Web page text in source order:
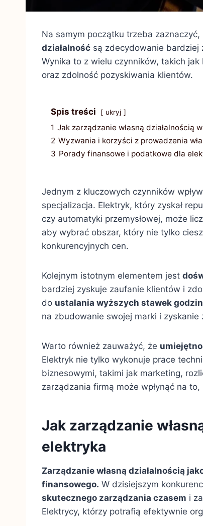
Na samym początku trzeba zaznaczyć,
działalność są zdecydowanie bardziej
Wynika to z wielu czynników, takich
oraz zdolność pozyskiwania klientów.
Spis treści ukryj
1 Jak zarządzanie własną działalnością
2 Wyzwania i korzyści z prowadzenia
3 Porady finansowe i podatkowe dla
Jednym z kluczowych czynników
specjalizacja. Elektryk, który zyskał
czy automatyki przemysłowej, może
aby wybrać obszar, który nie tylko
konkurencyjnych cen.
Kolejnym istotnym elementem jest
bardziej zyskuje zaufanie klientów i
do ustalania wyższych stawek
na zbudowanie swojej marki i
Warto również zauważyć, że
Elektryk nie tylko wykonuje prace
biznesowymi, takimi jak marketing,
zarządzania firmą może wpłynąć na to,
Jak zarządzanie
elektryka
Zarządzanie własną działalnością
finansowego. W dzisiejszym
skutecznego zarządzania czasem i
Elektrycy, którzy potrafią efektywnie